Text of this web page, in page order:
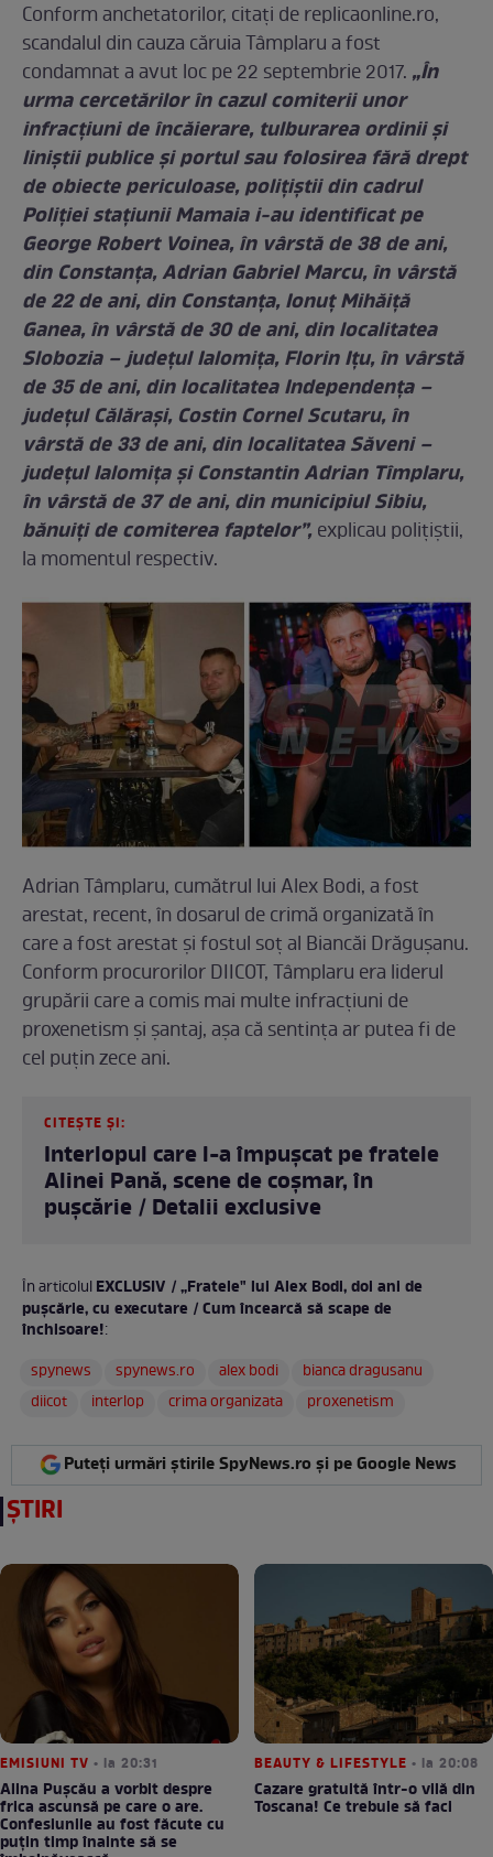
Conform anchetatorilor, citați de replicaonline.ro,
scandalul din cauza căruia Tâmplaru a fost
condamnat a avut loc pe 22 septembrie 2017. „În
urma cercetărilor în cazul comiterii unor
infracțiuni de încăierare, tulburarea ordinii și
liniștii publice și portul sau folosirea fără drept
de obiecte periculoase, polițiștii din cadrul
Poliției stațiunii Mamaia i-au identificat pe
George Robert Voinea, în vârstă de 38 de ani,
din Constanța, Adrian Gabriel Marcu, în vârstă
de 22 de ani, din Constanța, Ionuț Mihăiță
Ganea, în vârstă de 30 de ani, din localitatea
Slobozia – județul Ialomița, Florin Ițu, în vârstă
de 35 de ani, din localitatea Independența –
județul Călărași, Costin Cornel Scutaru, în
vârstă de 33 de ani, din localitatea Săveni –
județul Ialomița și Constantin Adrian Tîmplaru,
în vârstă de 37 de ani, din municipiul Sibiu,
bănuiți de comiterea faptelor”, explicau polițiștii,
la momentul respectiv.
Adrian Tâmplaru, cumătrul lui Alex Bodi, a fost
arestat, recent, în dosarul de crimă organizată în
care a fost arestat și fostul soț al Biancăi Drăgușanu.
Conform procurorilor DIICOT, Tâmplaru era liderul
grupării care a comis mai multe infracțiuni de
proxenetism și șantaj, așa că sentința ar putea fi de
cel puțin zece ani.
CITEȘTE ȘI:
Interlopul care l-a împușcat pe fratele
Alinei Pană, scene de coșmar, în
pușcărie / Detalii exclusive
În articolulEXCLUSIV / „Fratele" lui Alex Bodi, doi ani de
pușcărie, cu executare / Cum încearcă să scape de
închisoare!:
spynews
spynews.ro alex bodi
bianca dragusanu
diicot
interlop crima organizata proxenetism
Puteți urmări știrile SpyNews.ro și pe Google News
ȘTIRI
EMISIUNI TV • la 20:31
Alina Pușcău a vorbit despre
frica ascunsă pe care o are.
Confesiunile au fost făcute cu
puțin timp înainte să se
BEAUTY & LIFESTYLE • la 20:08
Cazare gratuită într-o vilă din
Toscana! Ce trebuie să faci